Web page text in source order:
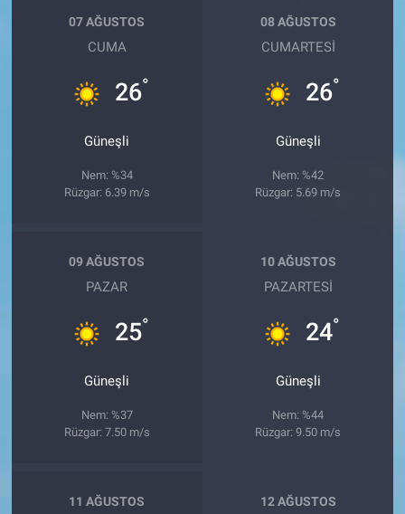
07 AĞUSTOS
CUMA
26°
Güneşli
Nem: %34
Rüzgar: 6.39 m/s
08 AĞUSTOS
CUMARTESI
26°
Güneşli
Nem: %42
Rüzgar: 5.69 m/s
09 AĞUSTOS
PAZAR
25°
Güneşli
Nem: %37
Rüzgar: 7.50 m/s
10 AĞUSTOS
PAZARTESI
24°
Güneşli
Nem: %44
Rüzgar: 9.50 m/s
11 AĞUSTOS 12 AĞUSTOS